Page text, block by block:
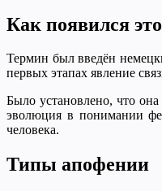
Как появился
Термин был введён
первых этапах явление
Было установлено, что
эволюция в понимании
человека.
Типы апофении